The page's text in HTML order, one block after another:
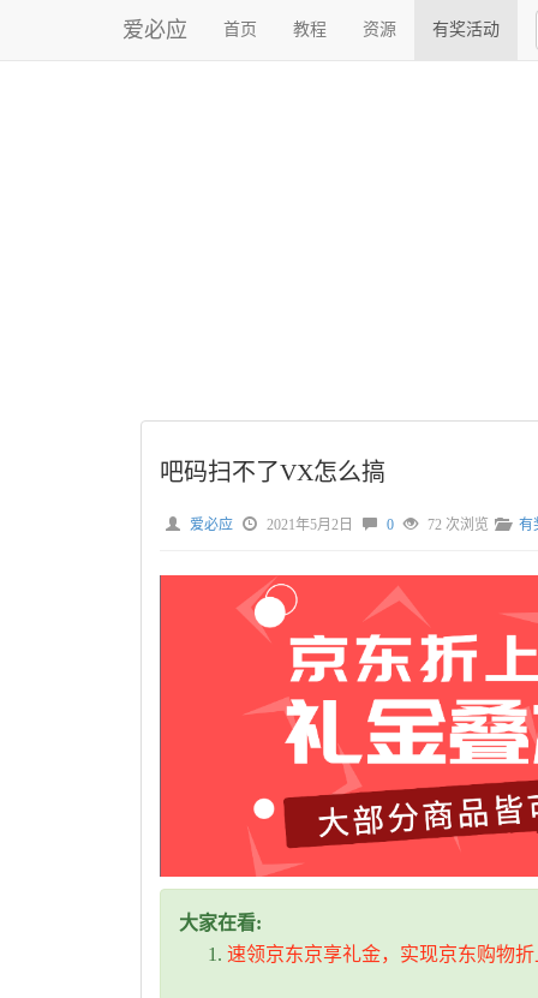
爱必应 首页 教程 资源 有奖活动
吧码扫不了VX怎么搞
爱必应 2021年5月2日 0 72 次浏览 有
大家在看:
速领京东京享礼金，实现京东购物